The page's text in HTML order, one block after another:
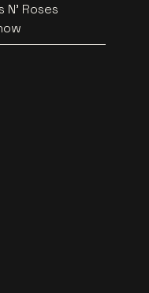
N’ Roses